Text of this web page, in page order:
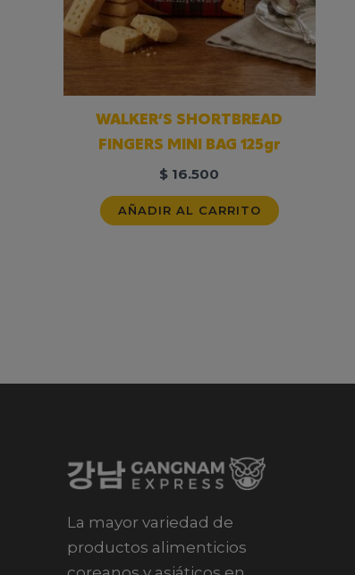
WALKER’S SHORTBREAD
FINGERS MINI BAG 125gr
$ 16.500
AÑADIR AL CARRITO
La mayor variedad de
productos alimenticios